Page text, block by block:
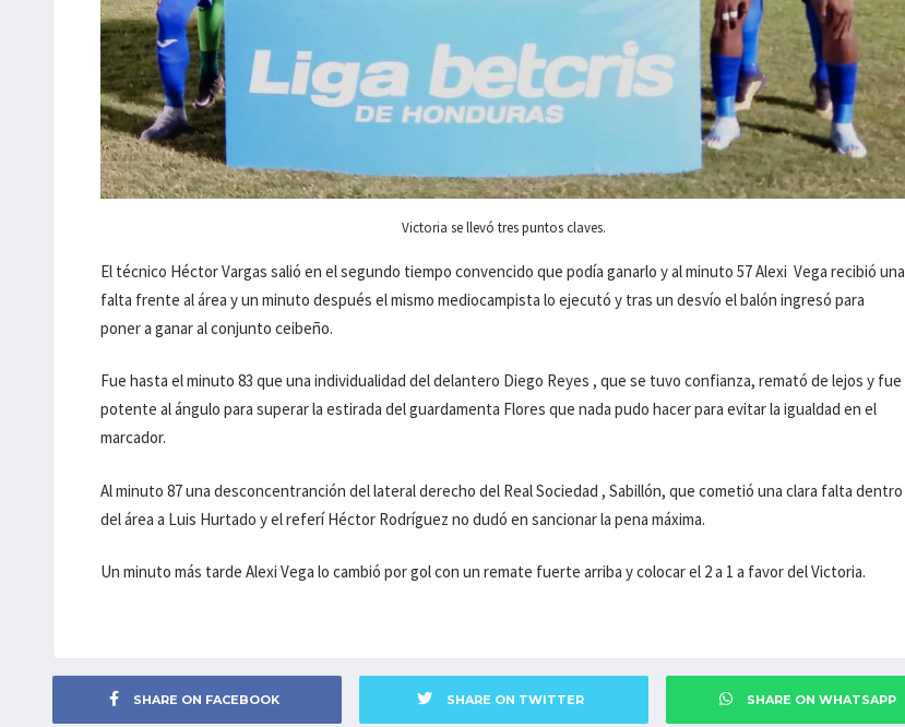
Victoria se llevó tres puntos claves.
El técnico Héctor Vargas salió en el segundo tiempo convencido que podía ganarlo y al minuto 57 Alexi Vega recibió una
falta frente al área y un minuto después el mismo mediocampista lo ejecutó y tras un desvío el balón ingresó para
poner a ganar al conjunto ceibeño.
Fue hasta el minuto 83 que una individualidad del delantero Diego Reyes , que se tuvo confianza, remató de lejos y fue
potente al ángulo para superar la estirada del guardamenta Flores que nada pudo hacer para evitar la igualdad en el
marcador.
Al minuto 87 una desconcentranción del lateral derecho del Real Sociedad , Sabillón, que cometió una clara falta dentro
del área a Luis Hurtado y el referí Héctor Rodríguez no dudó en sancionar la pena máxima.
Un minuto más tarde Alexi Vega lo cambió por gol con un remate fuerte arriba y colocar el 2 a 1 a favor del Victoria.
SHARE ON FACEBOOK SHARE ON TWITTER SHARE ON WHATSAPP